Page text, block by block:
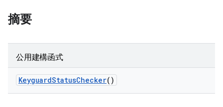
摘要
公用建構函式
KeyguardStatusChecker()